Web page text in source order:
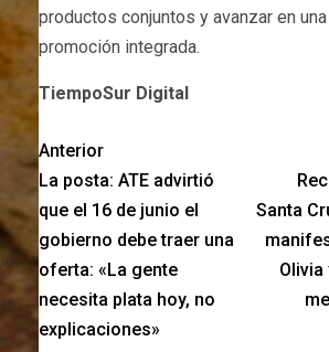
productos conjuntos y avanzar en
promoción integrada.
TiempoSur Digital
Anterior
La posta: ATE advirtió
que el 16 de junio el
gobierno debe traer una
oferta: «La gente
necesita plata hoy, no
explicaciones»
Santa